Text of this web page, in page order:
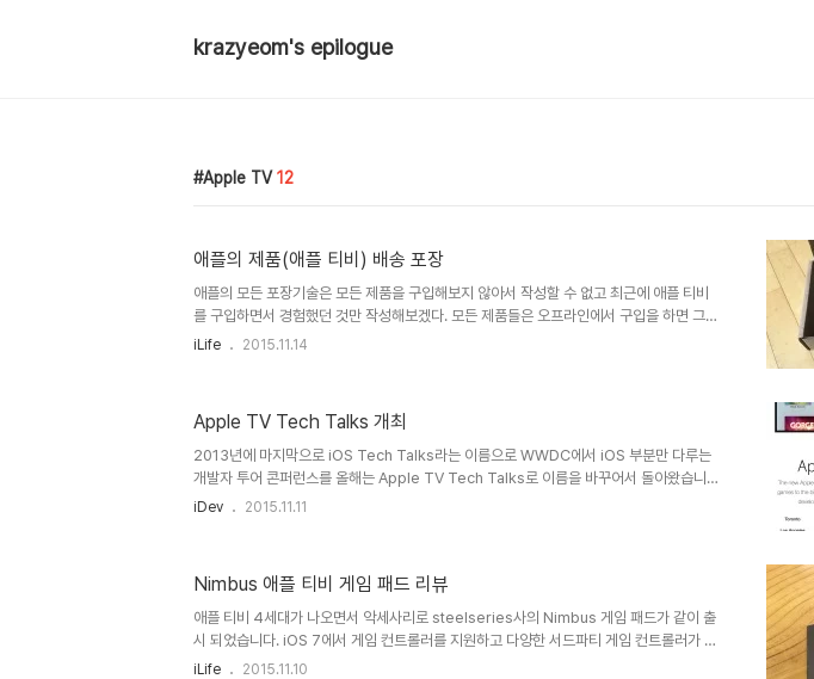
krazyeom's epilogue
Apple TV 12
애플의 제품(애플 티비) 배송 포장
애플의 모든 포장기술은 모든 제품을 구입해보지 않아서 작성할 수 없고 최근에 애플 티비
를 구입하면서 경험했던 것만 작성해보겠다. 모든 제품들은 오프라인에서 구입을 하면 그냥
제품 박스만 받게 되는데, 배송을 하면 배송시 충격을 받지 않게 하기 위해서 다양한 충격
으로 만든 충격방지 제품이나 색상만 입히면 시중에 아이들 놀잇감으로 나와 있는 제품과
동일하다. 저 제품을 모았다가 물만 뭍히면 정말 놀잇감으로 사용가능하다. 애들이 있는 집
에서는..
iLife 2015.11.14
Apple TV Tech Talks 개최
2013년에 마지막으로 iOS Tech Talks라는 이름으로 WWDC에서 iOS 부분만 다루는
개발자 투어 콘퍼런스를 올해는 Apple TV Tech Talks로 이름을 바꾸어서 돌아왔습니
다. 이번 WWDC '15 에서는 Apple TV에 대해서는 전혀 다루지 않았습니다. 그래서 그런
Toronto December 7, 2015Los Angeles December 10, 2015Austin
December 14, 2015Seattle Dece..
iDev 2015.11.11
Nimbus 애플 티비 게임 패드 리뷰
애플 티비 4세대가 나오면서 악세사리로 steelseries사의 Nimbus 게임 패드가 같이 출
시 되었습니다. iOS 7에서 게임 컨트롤러를 지원하고 다양한 서드파티 게임 컨트롤러가 이
미 출시되어 있습니다. 다만 MFi 지원 블루투스 게임 컨트롤러가 애플 티비를 지원하는지
iLife 2015.11.10